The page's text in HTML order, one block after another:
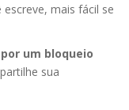
mais fácil se
um bloqueio
sua